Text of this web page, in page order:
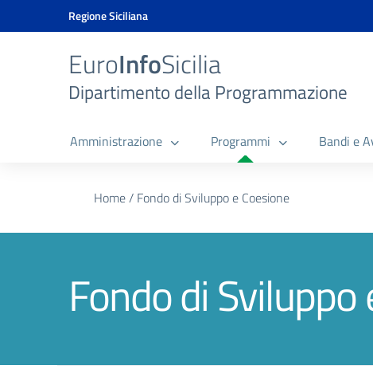
Vai ai contenuti
Vai al menu di navigazione
Vai al banner delle Cookie Policy
Regione Siciliana
EuroInfoSicilia
Dipartimento della Programmazione
Amministrazione Programmi Bandi e
Home/ Fondo di Sviluppo e Coesione
Fondo di Sviluppo